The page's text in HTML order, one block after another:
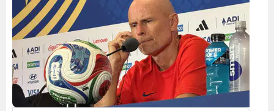
Kırklareli
Kırşehir
Kocaeli
Konya